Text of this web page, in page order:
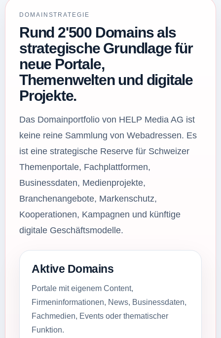
DOMAINSTRATEGIE
Rund 2'500 Domains als
strategische Grundlage für
neue Portale,
Themenwelten und digitale
Projekte.
Das Domainportfolio von HELP Media AG ist
keine reine Sammlung von Webadressen. Es
ist eine strategische Reserve für Schweizer
Themenportale, Fachplattformen,
Businessdaten, Medienprojekte,
Branchenangebote, Markenschutz,
Kooperationen, Kampagnen und künftige
digitale Geschäftsmodelle.
Aktive Domains
Portale mit eigenem Content,
Firmeninformationen, News, Businessdaten,
Fachmedien, Events oder thematischer
Funktion.